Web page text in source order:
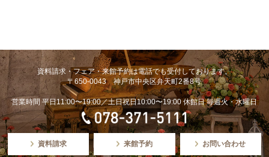
資料請求・フェア・来館予約は電話でも受付しております。
〒650-0043 神戸市中央区弁天町2番8号
営業時間 平日11:00〜19:00／土日祝日10:00〜19:00 休館日 毎週火・水曜日
資料請求 来館予約 お問い合わせ